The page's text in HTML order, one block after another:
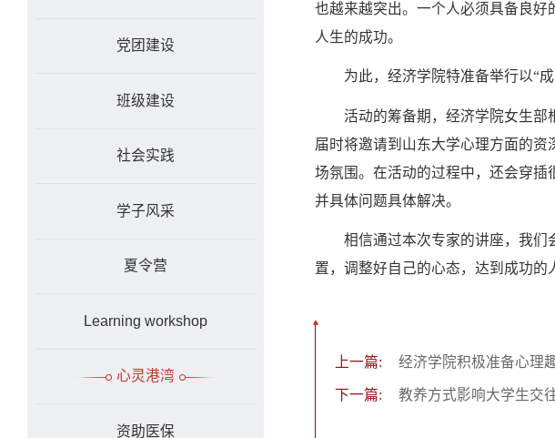
党团建设
班级建设
社会实践
学子风采
夏令营
Learning workshop
心灵港湾
资助医保
也越来越突出。一个人必须具备良
人生的成功。
为此，经济学院特准备举行以“
活动的筹备期，经济学院女生部
届时将邀请到山东大学心理方面的
场氛围。在活动的过程中，还会穿插
并具体问题具体解决。
相信通过本次专家的讲座，我们
置，调整好自己的心态，达到成功的
上一篇: 经济学院积极准备心理
下一篇: 教养方式影响大学生交